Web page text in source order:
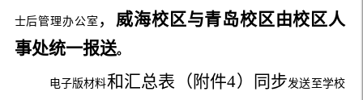
士后管理办公室 ， 威海校区与青岛校区由校区人
事处统一报送。
电子版材料和汇总表（附件4）同步发送至学校